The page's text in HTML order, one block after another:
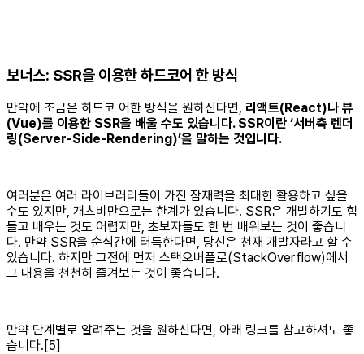
보너스: SSR을 이용한 하드코어 한 방식
만약에 조금은 하드코 어한 방식을 원하신다면, 리액트(React)나 뷰
(Vue)를 이용한 SSR을 배울 수도 있습니다. SSR이란 ‘서버측 렌더
링(Server-Side-Rendering)’을 말하는 것입니다.
여러분은 여러 라이브러리들이 가진 잠재력을 최대한 활용하고 싶을
수도 있지만, 개츠비만으로는 한계가 있습니다. SSR은 개발하기도 힘
들고 배우는 것도 어렵지만, 초보자들도 한 번 배워보는 것이 좋습니
다. 만약 SSR을 순식간에 터득한다면, 당신은 천재 개발자라고 할 수
있습니다. 하지만 그전에 먼저 스택오버플로(StackOverflow)에서
그 내용을 천천히 즐겨보는 것이 좋습니다.
만약 단계별로 알려주는 것을 원하신다면, 아래 링크를 참고하셔도 좋
습니다.[5]